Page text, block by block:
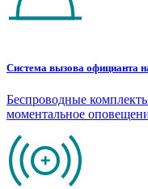
Система вызова официанта
Беспроводные
моментальное